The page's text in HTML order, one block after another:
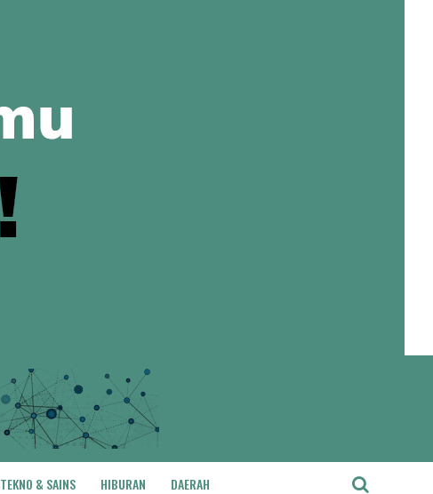
TEKNO & SAINS HIBURAN DAERAH